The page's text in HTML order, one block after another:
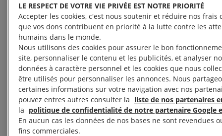
Mise à jour du 19/02/2020 :Après une journée
d’audience, le verdict est renvoyé au 3 avril. Nous
restons mobilisés pour que justice soit faite !
Le 19 février, plus de deux ans après leur
arrestation, le tribunal rendra sa décision quant
aux accusations dont font l’objet 11 militants des
droits humains, passibles d’une peine de prison
pouvant aller jusqu’à 15 ans.
LE RESPECT DE VOTRE VIE PRIVÉE EST NOTRE PRIORITÉ
Accepter les cookies, c'est nous soutenir et réduire nos frais
que vos dons contribuent en priorité à la lutte contre les
humains dans le monde.
Nous utilisons des cookies pour assurer le bon
site, personnaliser le contenu et les publicités, et analyser
données à caractère personnel et les cookies que nous
être utilisés pour personnaliser les annonces. Nous
certaines informations sur votre navigation avec nos
pouvez entres autres consulter la liste de nos partenaires
la politique de confidentialité de notre partenaire Google
En aucun cas les données de nos bases ne sont revendues
fins commerciales.